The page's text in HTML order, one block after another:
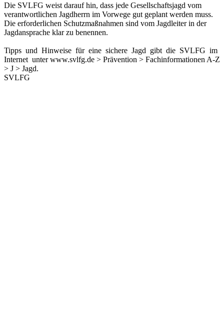
Die SVLFG weist darauf hin, dass jede Gesellschaftsjagd vom
verantwortlichen Jagdherrn im Vorwege gut geplant werden muss.
Die erforderlichen Schutzmaßnahmen sind vom Jagdleiter in der
Jagdansprache klar zu benennen.
Tipps und Hinweise für eine sichere Jagd gibt die SVLFG im
Internet unter www.svlfg.de > Prävention > Fachinformationen A-Z
> J > Jagd.
SVLFG